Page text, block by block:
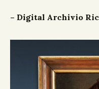
– Digital Archivio